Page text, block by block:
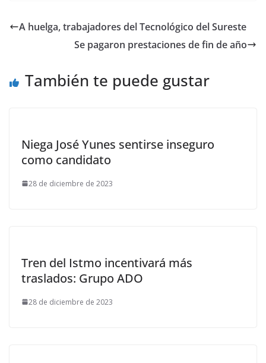
A huelga, trabajadores del Tecnológico del Sureste
Se pagaron prestaciones de fin de año
También te puede gustar
Niega José Yunes sentirse inseguro
como candidato
28 de diciembre de 2023
Tren del Istmo incentivará más
traslados: Grupo ADO
28 de diciembre de 2023